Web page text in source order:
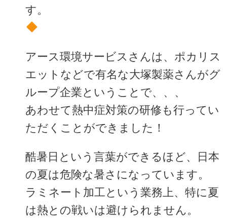
す。
アース環境サービスさんは、ポカリス
エットなどで有名な大塚製薬さんがグ
ループ企業ということで、、、
あわせて熱中症対策の研修も行ってい
ただくことができました！
酷暑日という言葉ができるほど、日本
の夏は危険な暑さになっています。
ラミネート加工という業務上、特に夏
は熱との戦いは避けられません。